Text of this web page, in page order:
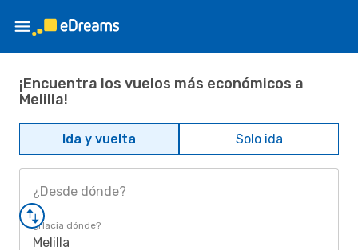
¡Encuentra los vuelos más económicos a
Melilla!
Ida y vuelta Solo ida
¿Desde dónde?
¿Hacia dónde?
Melilla